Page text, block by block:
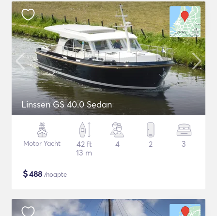
Linssen GS 40.0 Sedan
Motor Yacht
42 ft
13 m
4 2 3
$488 /noapte